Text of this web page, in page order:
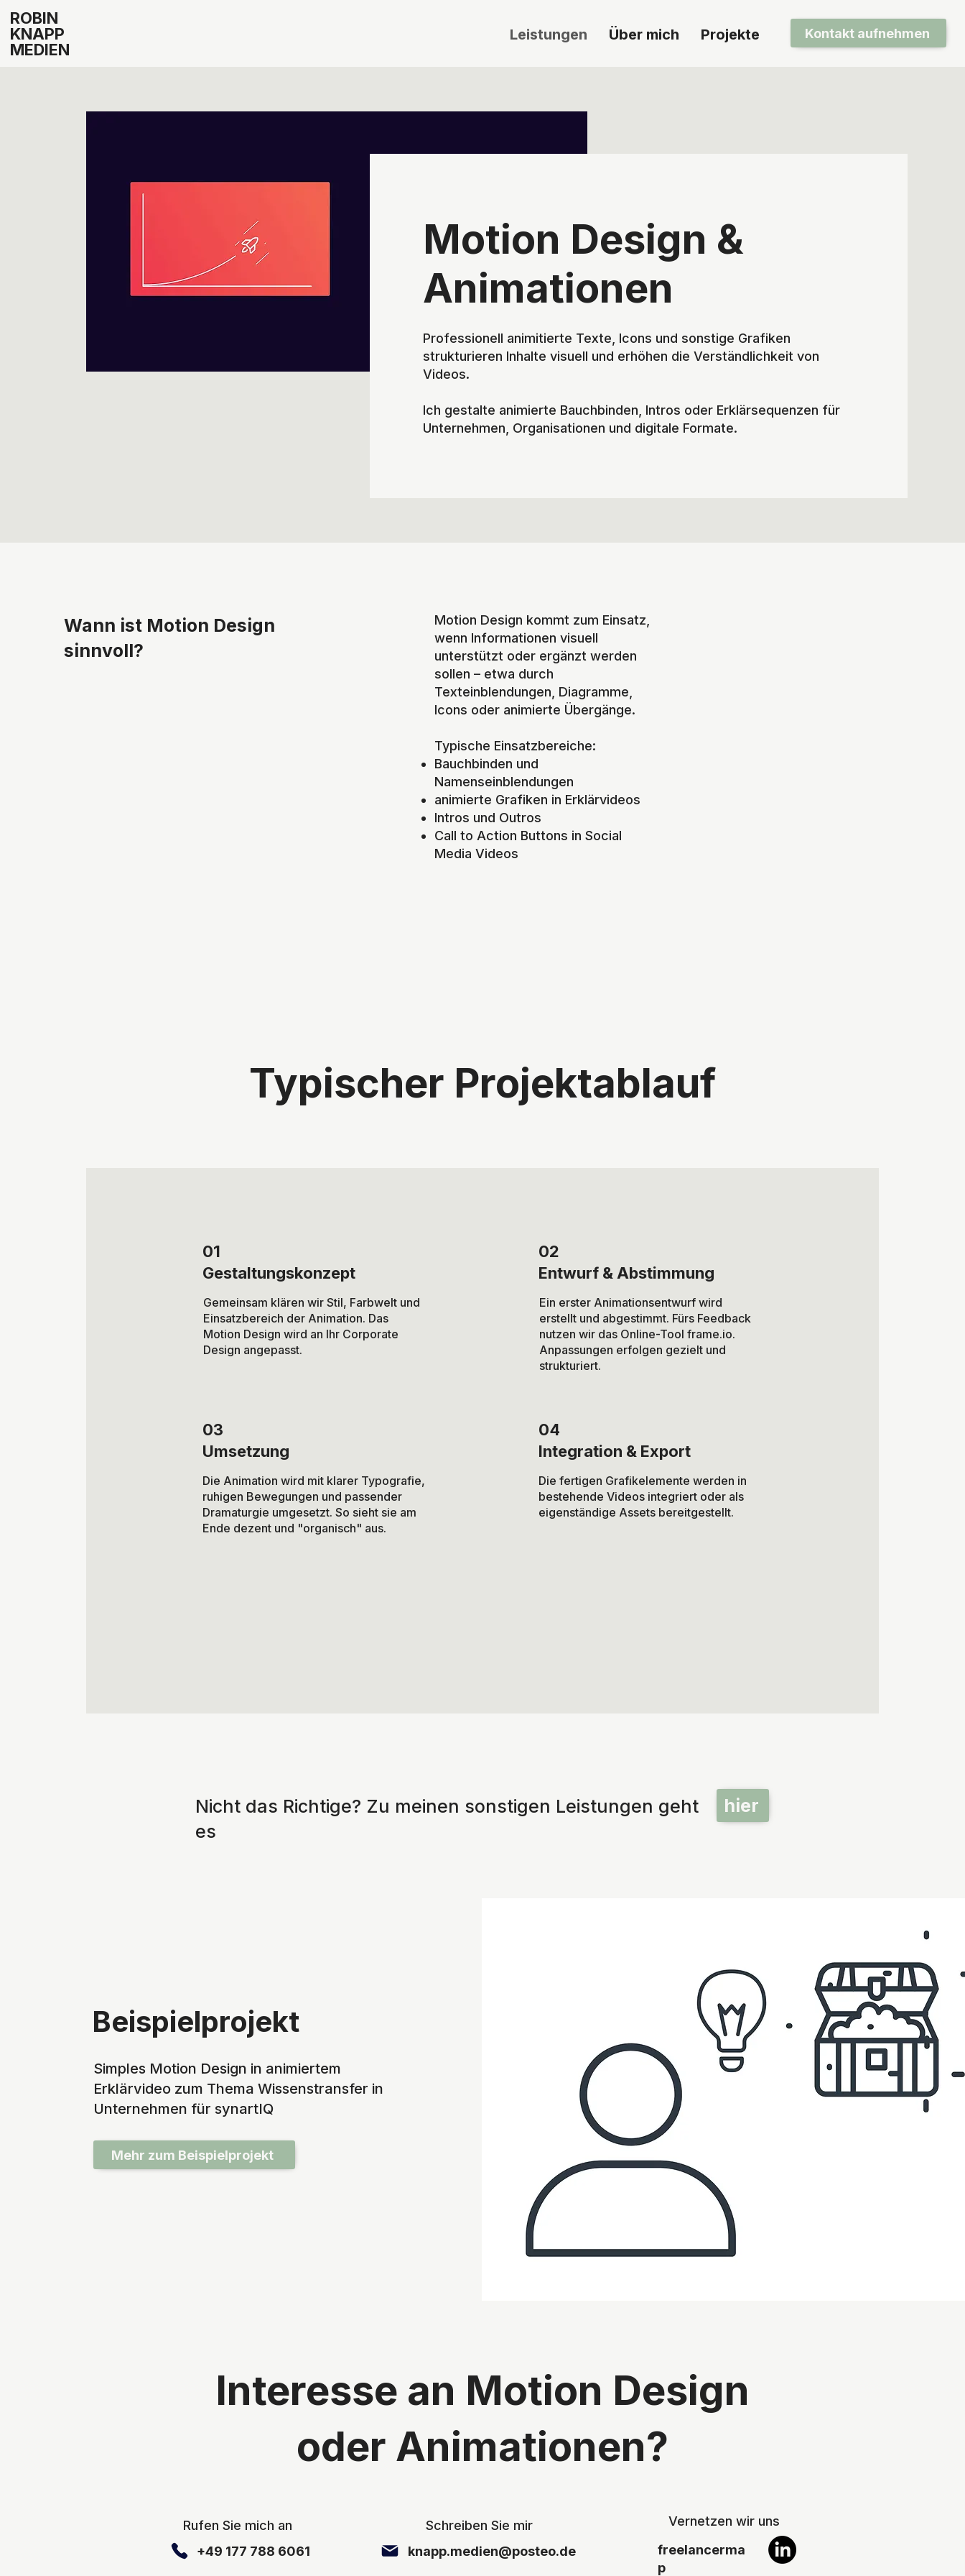
ROBIN
KNAPP
MEDIEN
Kontakt aufnehmen
Leistungen Über mich Projekte
Motion Design &
Animationen
Professionell animitierte Texte, Icons und sonstige Grafiken
strukturieren Inhalte visuell und erhöhen die Verständlichkeit von
Videos.
Ich gestalte animierte Bauchbinden, Intros oder Erklärsequenzen für
Unternehmen, Organisationen und digitale Formate.
Wann ist Motion Design
sinnvoll?
Motion Design kommt zum Einsatz,
wenn Informationen visuell
unterstützt oder ergänzt werden
sollen – etwa durch
Texteinblendungen, Diagramme,
Icons oder animierte Übergänge.
Typische Einsatzbereiche:
Bauchbinden und
Namenseinblendungen
animierte Grafiken in Erklärvideos
Intros und Outros
Call to Action Buttons in Social
Media Videos
Typischer Projektablauf
01
Gestaltungskonzept
Gemeinsam klären wir Stil, Farbwelt und
Einsatzbereich der Animation. Das
Motion Design wird an Ihr Corporate
Design angepasst.
03
Umsetzung
Die Animation wird mit klarer Typografie,
ruhigen Bewegungen und passender
Dramaturgie umgesetzt. So sieht sie am
Ende dezent und "organisch" aus.
02
Entwurf & Abstimmung
Ein erster Animationsentwurf wird
erstellt und abgestimmt. Fürs Feedback
nutzen wir das Online-Tool frame.io.
Anpassungen erfolgen gezielt und
strukturiert.
04
Integration & Export
Die fertigen Grafikelemente werden in
bestehende Videos integriert oder als
eigenständige Assets bereitgestellt.
Nicht das Richtige? Zu meinen sonstigen Leistungen geht
es
hier
Beispielprojekt
Simples Motion Design in animiertem
Erklärvideo zum Thema Wissenstransfer in
Unternehmen für synartIQ
Mehr zum Beispielprojekt
Interesse an Motion Design
oder Animationen?
Rufen Sie mich an
+49 177 788 6061
Schreiben Sie mir
knapp.medien@posteo.de
Vernetzen wir uns
freelancerma
p